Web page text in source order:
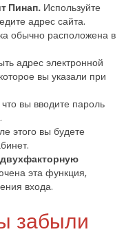
Пинап. Используйте
адрес сайта.
обычно расположена в
адрес электронной
вы указали при
вы вводите пароль
этого вы будете
эта функция,
входа.
забыли